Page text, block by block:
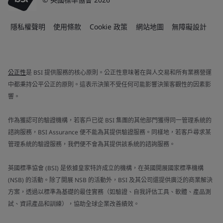
隱私權聲明 使用條款 Cookie 政策 網站地圖 無障礙設計
公正性是 BSI 提供服務的核心原則。公正性意味著在與人交易和所有業務營運
中都秉持公平公正的原則。這表示決策不受任何可能影響決策客觀性的因素影
響。
作為獲認可的驗證機構，若客戶已從 BSI 集團的其他部門獲得同一管理系統的
諮詢服務，BSI Assurance 便不能為其提供驗證服務。同樣地，若客戶尋求某
管理系統的驗證服務，我們便不會為其提供該系統的諮詢服務。
英國標準協會 (BSI) 是依據皇家特許成立的機構，在英國開展國家標準機構
(NSB) 的活動。除了開展 NSB 的活動外，BSI 及其公司還提供廣泛的商業解決
方案，透過以標準為基礎的最佳實務（如驗證、自我評估工具、軟體、產品測
試、資訊產品和訓練），協助全球企業改善績效。